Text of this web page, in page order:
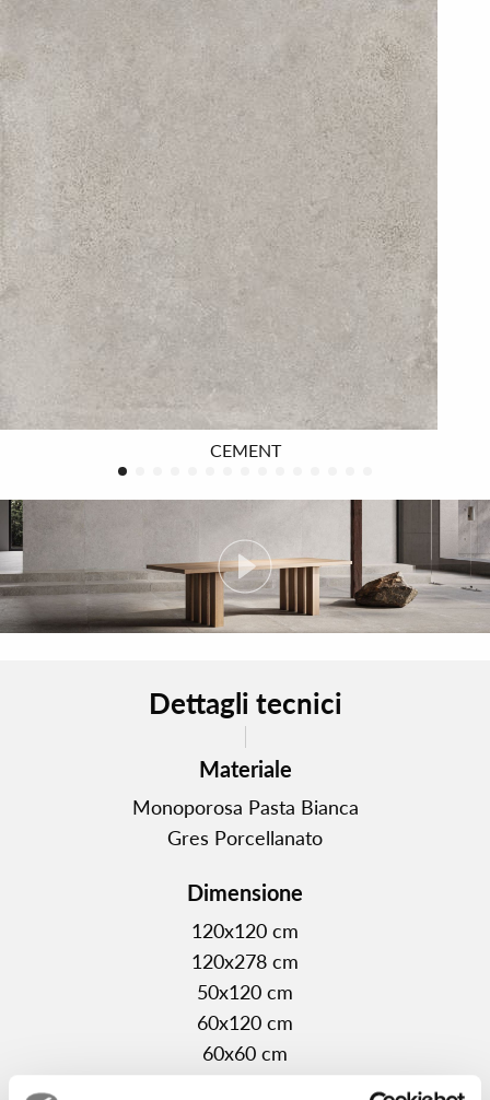
ogni colore diventa strumento per definire atmosfere
essenziali o accoglienti. Superfici equilibrate, capaci di
dialogare con materiali diversi e di garantire coerenza
estetica in ogni contesto architettonico. La gamma in
gres INX offre un’ampia composizione di formati e
texture, dal grande al piccolo, dall’indoor all’outdoor.
Dalla grande lastra 120x278 fino al più piccolo 60x60.
Materiali da 6 a 20mm di spessore per ogni impiego: dal
residenziale al commerciale, a pavimento e a
rivestimento. La gamma equilibrata di superfici, naturale,
antislip soft touch e grip, e svariate strutture decorative,
costituisce la base progettuale di spazi total look. I
rivestimenti in pasta bianca introducono una gamma soft
di toni pastello, pensata per ambienti intimi e personali.
Sette nuance luminose che aggiungono armonia
cromatica e versatilità progettuale. Una proposta di
colorazioni fresche e leggere, calde e avvolgenti cui si
multicolor. Texture tridimensionali e pattern dialogano
con le tonalità morbide della gamma, creando superfici
capaci di trasformare la luce in materia. Un set
eleganti e contemporanee. Le sfumature grigie di INX -
grey, cement, pearl - costituiscono una paletta cromatica
rigorosa, perfetta per spazi minimali e raffinati. Toni
neutri, profondi, capaci di valorizzare la luce e accogliere
elementi d’arredo di segno deciso. Le colorazioni più
naturali. Superfici dal tono avvolgente, ideali per progetti
che cercano equilibrio tra design contemporaneo e
comfort sensoriale. Nel formato 120x278 6mm, INX
diventa strumento progettuale per
soluzioni scenografiche e continue. Perfette per pareti
monolitiche, le grandi lastre amplificano la percezione
dello spazio e della luce grazie anche alla decorazione
CEMENT
Dettagli tecnici
Materiale
Monoporosa Pasta Bianca
Gres Porcellanato
Dimensione
120x120 cm
120x278 cm
50x120 cm
60x120 cm
60x60 cm